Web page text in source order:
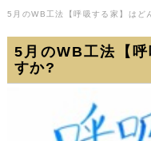
5月のWB工法【呼吸する家】はど
5月のWB工法【
すか?